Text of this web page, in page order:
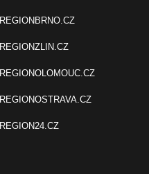
REGIONBRNO.CZ
REGIONZLIN.CZ
REGIONOLOMOUC.CZ
REGIONOSTRAVA.CZ
REGION24.CZ